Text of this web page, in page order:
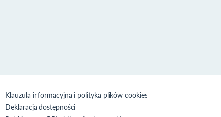
Klauzula informacyjna i polityka plików cookies
Deklaracja dostępności